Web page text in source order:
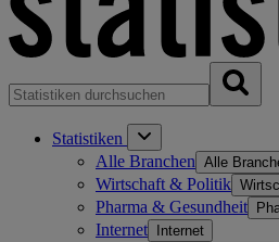
Statistiken
Alle Branchen Alle
Wirtschaft & Politik
Pharma & Gesundheit
Internet Internet